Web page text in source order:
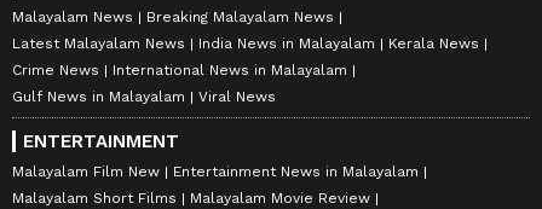
Malayalam News
Breaking Malayalam News
Latest Malayalam News
India News in Malayalam
Kerala News
Crime News
International News in Malayalam
Gulf News in Malayalam
Viral News
ENTERTAINMENT
Malayalam Film New
Entertainment News in Malayalam
Malayalam Short Films
Malayalam Movie Review